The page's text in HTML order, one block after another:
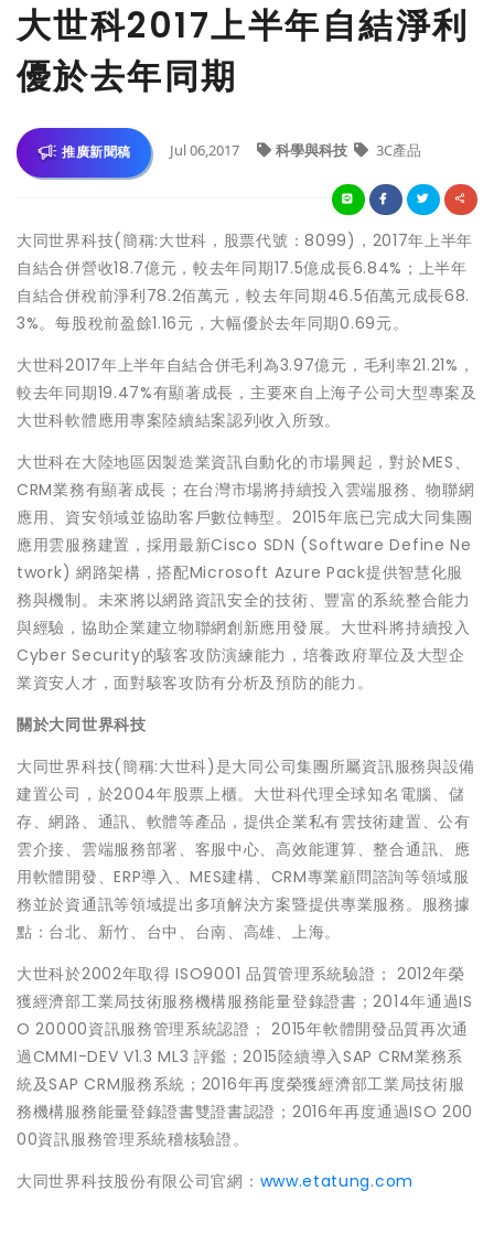
大世科2017上半年自結淨利
優於去年同期
推廣新聞稿 Jul 06,2017 科學與科技 3C產品
大同世界科技(簡稱:大世科，股票代號：8099)，2017年上半年
自結合併營收18.7億元，較去年同期17.5億成長6.84%；上半年
自結合併稅前淨利78.2佰萬元，較去年同期46.5佰萬元成長68.
3%。每股稅前盈餘1.16元，大幅優於去年同期0.69元。
大世科2017年上半年自結合併毛利為3.97億元，毛利率21.21%，
較去年同期19.47%有顯著成長，主要來自上海子公司大型專案及
大世科軟體應用專案陸續結案認列收入所致。
大世科在大陸地區因製造業資訊自動化的市場興起，對於MES、
CRM業務有顯著成長；在台灣市場將持續投入雲端服務、物聯網
應用、資安領域並協助客戶數位轉型。2015年底已完成大同集團
應用雲服務建置，採用最新Cisco SDN (Software Define Ne
twork) 網路架構，搭配Microsoft Azure Pack提供智慧化服
務與機制。未來將以網路資訊安全的技術、豐富的系統整合能力
與經驗，協助企業建立物聯網創新應用發展。大世科將持續投入
Cyber Security的駭客攻防演練能力，培養政府單位及大型企
業資安人才，面對駭客攻防有分析及預防的能力。
關於大同世界科技
大同世界科技(簡稱:大世科)是大同公司集團所屬資訊服務與設備
建置公司，於2004年股票上櫃。大世科代理全球知名電腦、儲
存、網路、通訊、軟體等產品，提供企業私有雲技術建置、公有
雲介接、雲端服務部署、客服中心、高效能運算、整合通訊、應
用軟體開發、ERP導入、MES建構、CRM專業顧問諮詢等領域服
務並於資通訊等領域提出多項解決方案暨提供專業服務。服務據
點：台北、新竹、台中、台南、高雄、上海。
大世科於2002年取得 ISO9001 品質管理系統驗證； 2012年榮
獲經濟部工業局技術服務機構服務能量登錄證書；2014年通過IS
O 20000資訊服務管理系統認證； 2015年軟體開發品質再次通
過CMMI-DEV V1.3 ML3 評鑑；2015陸續導入SAP CRM業務系
統及SAP CRM服務系統；2016年再度榮獲經濟部工業局技術服
務機構服務能量登錄證書雙證書認證；2016年再度通過ISO 200
00資訊服務管理系統稽核驗證。
大同世界科技股份有限公司官網： www.etatung.com